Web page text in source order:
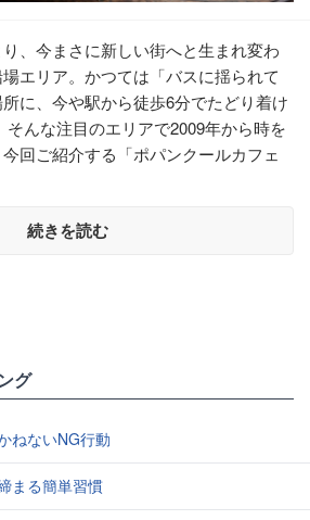
、今まさに新しい街へと生まれ変わ
エリア。かつては「バスに揺られて
に、今や駅から徒歩6分でたどり着け
そんな注目のエリアで2009年から時を
回ご紹介する「ポパンクールカフェ
続きを読む
グ
ねないNG行動
まる簡単習慣